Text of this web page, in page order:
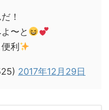
！
〜と
利
2017年12月29日